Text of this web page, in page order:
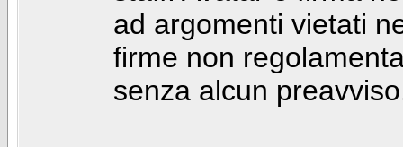
ad argomenti vietati
firme non
senza alcun